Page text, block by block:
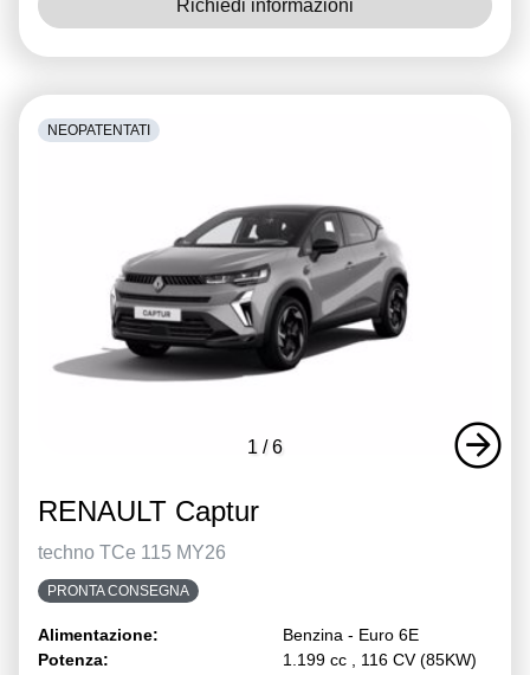
Richiedi informazioni
1 /6
NEOPATENTATI
RENAULT Captur
techno TCe 115 MY26
PRONTA CONSEGNA
Alimentazione:
Benzina - Euro 6E
Potenza:
1.199 cc , 116 CV (85KW)